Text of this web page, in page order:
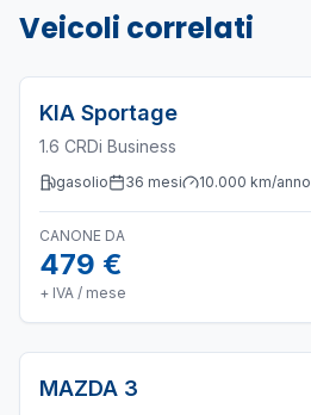
Veicoli correlati
KIA Sportage
1.6 CRDi Business
gasolio 36 mesi 10.000 km/anno
CANONE DA
479 €
+ IVA / mese
MAZDA 3